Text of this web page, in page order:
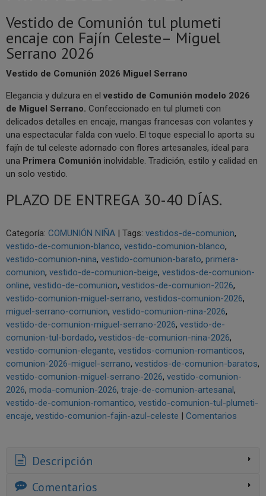
Vestido de Comunión tul plumeti
encaje con Fajín Celeste– Miguel
Serrano 2026
Vestido de Comunión 2026 Miguel Serrano
Elegancia y dulzura en el vestido de Comunión modelo 2026
de Miguel Serrano. Confeccionado en tul plumeti con
delicados detalles en encaje, mangas francesas con volantes y
una espectacular falda con vuelo. El toque especial lo aporta su
fajín de tul celeste adornado con flores artesanales, ideal para
una Primera Comunión inolvidable. Tradición, estilo y calidad en
un solo vestido.
PLAZO DE ENTREGA 30-40 DÍAS.
Categoría: COMUNIÓN NIÑA | Tags: vestidos-de-comunion
vestido-de-comunion-blanco vestido-comunion-blanco
vestido-comunion-nina vestido-comunion-barato primera-
comunion vestido-de-comunion-beige vestidos-de-comunion-
online vestido-de-comunion vestidos-de-comunion-2026
vestido-comunion-miguel-serrano vestidos-comunion-2026
miguel-serrano-comunion vestido-comunion-nina-2026
vestido-de-comunion-miguel-serrano-2026 vestido-de-
comunion-tul-bordado vestidos-de-comunion-nina-2026
vestido-comunion-elegante vestidos-comunion-romanticos
comunion-2026-miguel-serrano vestidos-de-comunion-baratos
vestido-comunion-miguel-serrano-2026 vestido-comunion-
2026 moda-comunion-2026 traje-de-comunion-artesanal
vestido-de-comunion-romantico vestido-comunion-tul-plumeti-
encaje vestido-comunion-fajin-azul-celeste | Comentarios
Descripción
Comentarios